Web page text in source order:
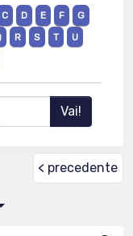
C D E F
G
R S T
U
< precedente